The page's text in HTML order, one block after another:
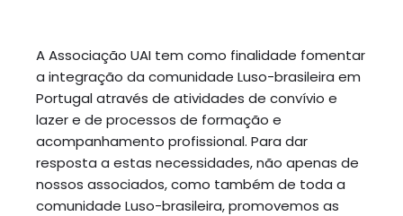
A Associação UAI tem como finalidade fomentar
a integração da comunidade Luso-brasileira em
Portugal através de atividades de convívio e
lazer e de processos de formação e
acompanhamento profissional. Para dar
resposta a estas necessidades, não apenas de
nossos associados, como também de toda a
comunidade Luso-brasileira, promovemos as